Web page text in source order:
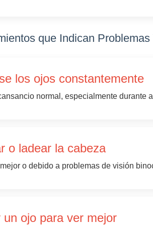
que Indican
los ojos constantemente
normal, especialmente durante
o ladear la cabeza
o debido a problemas de visión
ojo para ver mejor